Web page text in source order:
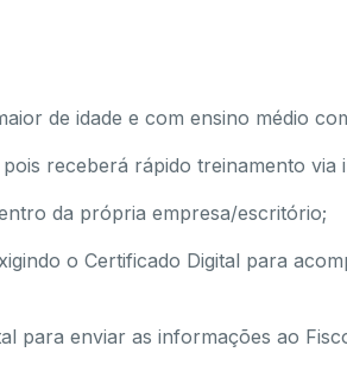
de idade e com ensino médio
receberá rápido treinamento via
da própria empresa/escritório;
o Certificado Digital para
para enviar as informações ao